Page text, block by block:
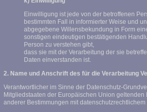
Einwilligung ist jede von der betroffenen
bestimmten Fall in informierter Weise und
abgegebene Willensbekundung in Form
sonstigen eindeutigen bestätigenden
Person zu verstehen gibt,
dass sie mit der Verarbeitung der sie
Daten einverstanden ist.
2. Name und Anschrift des für die Verarbeitung
Verantwortlicher im Sinne der Datenschutz-
Mitgliedstaaten der Europäischen Union geltenden
anderer Bestimmungen mit datenschutzrechtlichem